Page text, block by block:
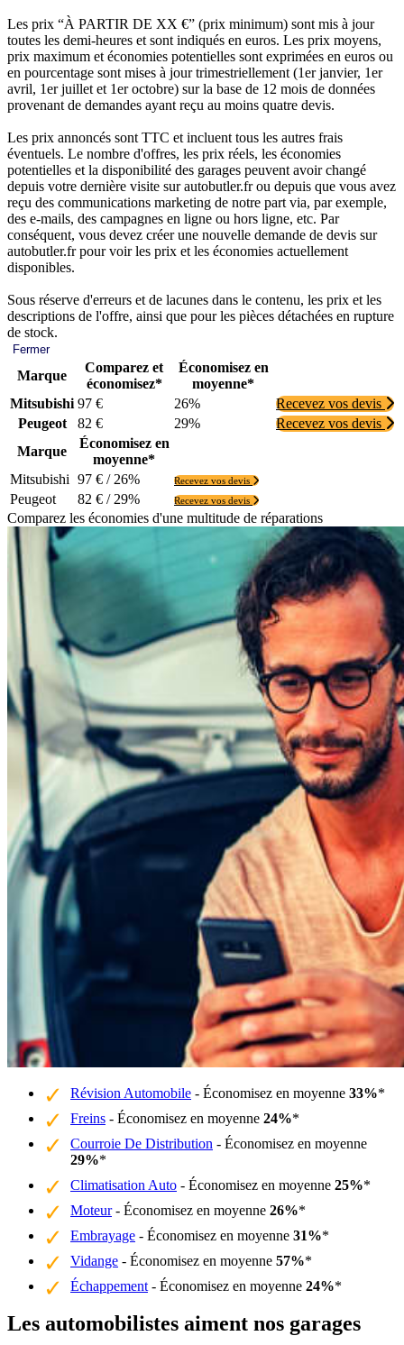
Les prix “À PARTIR DE XX €” (prix minimum) sont mis à jour
toutes les demi-heures et sont indiqués en euros. Les prix moyens,
prix maximum et économies potentielles sont exprimées en euros ou
en pourcentage sont mises à jour trimestriellement (1er janvier, 1er
avril, 1er juillet et 1er octobre) sur la base de 12 mois de données
provenant de demandes ayant reçu au moins quatre devis.
Les prix annoncés sont TTC et incluent tous les autres frais
éventuels. Le nombre d'offres, les prix réels, les économies
potentielles et la disponibilité des garages peuvent avoir changé
depuis votre dernière visite sur autobutler.fr ou depuis que vous avez
reçu des communications marketing de notre part via, par exemple,
des e-mails, des campagnes en ligne ou hors ligne, etc. Par
conséquent, vous devez créer une nouvelle demande de devis sur
autobutler.fr pour voir les prix et les économies actuellement
disponibles.
Sous réserve d'erreurs et de lacunes dans le contenu, les prix et les
descriptions de l'offre, ainsi que pour les pièces détachées en rupture
de stock.
Fermer
Marque
Comparez et
économisez*
Économisez en
moyenne*
Mitsubishi 97 € 26%
Recevez vos devis
Peugeot
82 € 29%
Recevez vos devis
Marque
Économisez en
moyenne*
Mitsubishi 97 € / 26% Recevez vos devis
Peugeot 82 € / 29% Recevez vos devis
Comparez les économies d'une multitude de réparations
Révision Automobile - Économisez en moyenne 33%*
Freins - Économisez en moyenne 24%*
Courroie De Distribution - Économisez en moyenne
29%*
Climatisation Auto - Économisez en moyenne 25%*
Moteur- Économisez en moyenne 26%*
Embrayage - Économisez en moyenne 31%*
Vidange - Économisez en moyenne 57%*
Échappement - Économisez en moyenne 24%*
Les automobilistes aiment nos garages